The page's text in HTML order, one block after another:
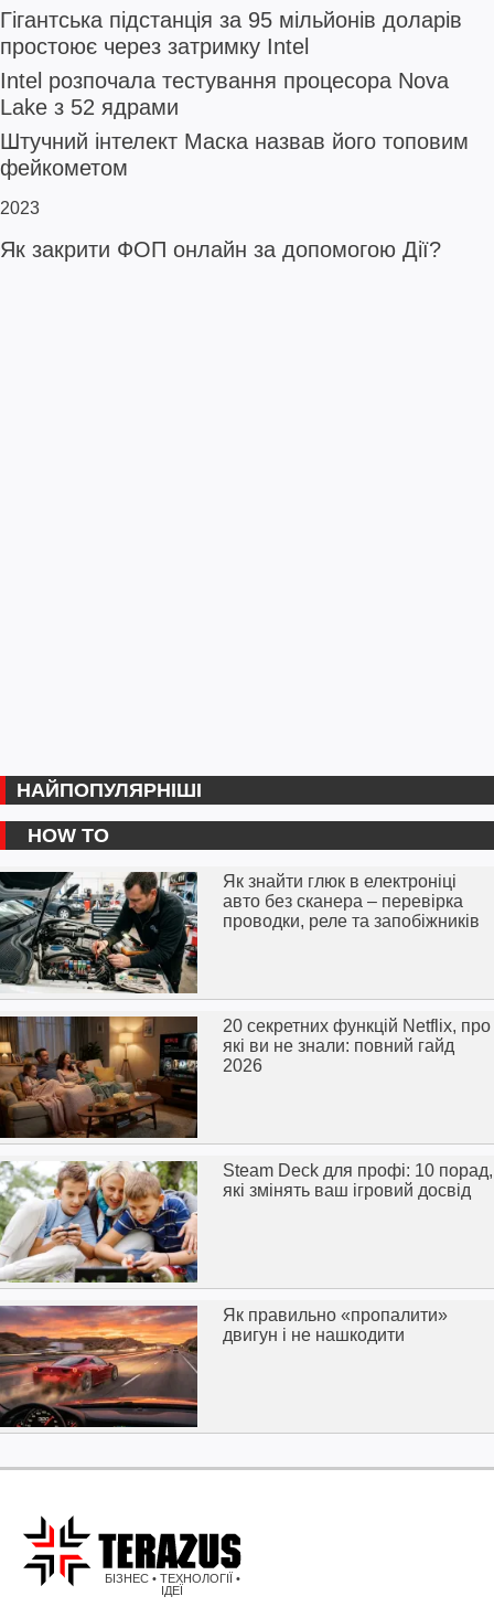
Гігантська підстанція за 95 мільйонів доларів
простоює через затримку Intel
Intel розпочала тестування процесора Nova
Lake з 52 ядрами
Штучний інтелект Маска назвав його топовим
фейкометом
2023
Як закрити ФОП онлайн за допомогою Дії?
НАЙПОПУЛЯРНІШІ
HOW TO
Як знайти глюк в електроніці
авто без сканера – перевірка
проводки, реле та запобіжників
20 секретних функцій Netflix, про
які ви не знали: повний гайд
2026
Steam Deck для профі: 10 порад,
які змінять ваш ігровий досвід
Як правильно «пропалити»
двигун і не нашкодити
БІЗНЕС • ТЕХНОЛОГІЇ •
ІДЕЇ